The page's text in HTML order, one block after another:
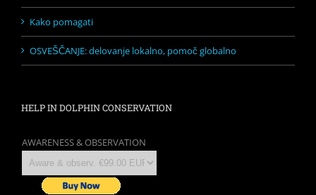
Kako pomagati
OSVEŠČANJE: delovanje lokalno, pomoč globalno
HELP IN DOLPHIN CONSERVATION
AWARENESS & OBSERVATION